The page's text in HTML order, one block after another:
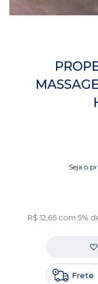
Seja o
R$ 12,65 com 5%
Frete